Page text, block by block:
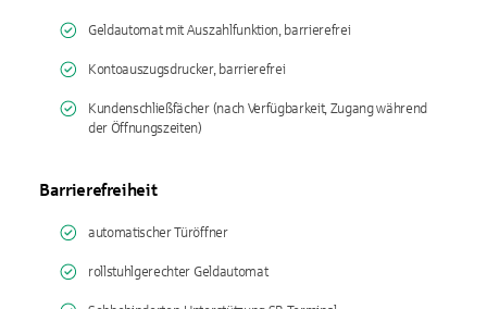
Geldautomat mit Auszahlfunktion, barrierefrei
Kontoauszugsdrucker, barrierefrei
Kundenschließfächer (nach Verfügbarkeit, Zugang während
der Öffnungszeiten)
Barrierefreiheit
automatischer Türöffner
rollstuhlgerechter Geldautomat